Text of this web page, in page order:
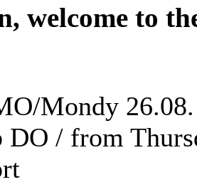
welcome to
Mondy
DO / from